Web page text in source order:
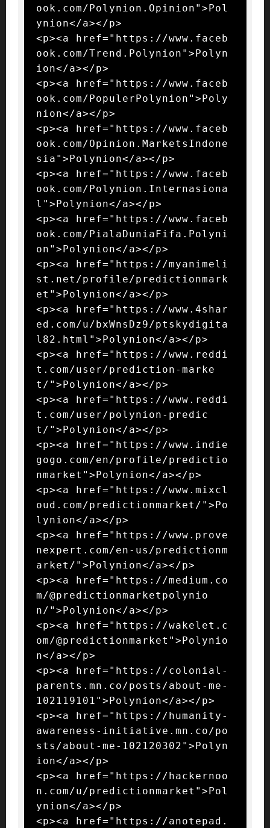
ook.com/Polynion.Opinion">Pol
ynion</a></p>
<p><a href="https://www.faceb
ook.com/Trend.Polynion">Polyn
ion</a></p>
<p><a href="https://www.faceb
ook.com/PopulerPolynion">Poly
nion</a></p>
<p><a href="https://www.faceb
ook.com/Opinion.MarketsIndone
sia">Polynion</a></p>
<p><a href="https://www.faceb
ook.com/Polynion.Internasiona
l">Polynion</a></p>
<p><a href="https://www.faceb
ook.com/PialaDuniaFifa.Polyni
on">Polynion</a></p>
<p><a href="https://myanimeli
st.net/profile/predictionmark
et">Polynion</a></p>
<p><a href="https://www.4shar
ed.com/u/bxWnsDz9/ptskydigita
l82.html">Polynion</a></p>
<p><a href="https://www.reddi
t.com/user/prediction-marke
t/">Polynion</a></p>
<p><a href="https://www.reddi
t.com/user/polynion-predic
t/">Polynion</a></p>
<p><a href="https://www.indie
gogo.com/en/profile/predictio
nmarket">Polynion</a></p>
<p><a href="https://www.mixcl
oud.com/predictionmarket/">Po
lynion</a></p>
<p><a href="https://www.prove
nexpert.com/en-us/predictionm
arket/">Polynion</a></p>
<p><a href="https://medium.co
m/@predictionmarketpolynio
n/">Polynion</a></p>
<p><a href="https://wakelet.c
om/@predictionmarket">Polynio
n</a></p>
<p><a href="https://colonial-
parents.mn.co/posts/about-me-
102119101">Polynion</a></p>
<p><a href="https://humanity-
awareness-initiative.mn.co/po
sts/about-me-102120302">Polyn
ion</a></p>
<p><a href="https://hackernoo
n.com/u/predictionmarket">Pol
ynion</a></p>
<p><a href="https://anotepad.